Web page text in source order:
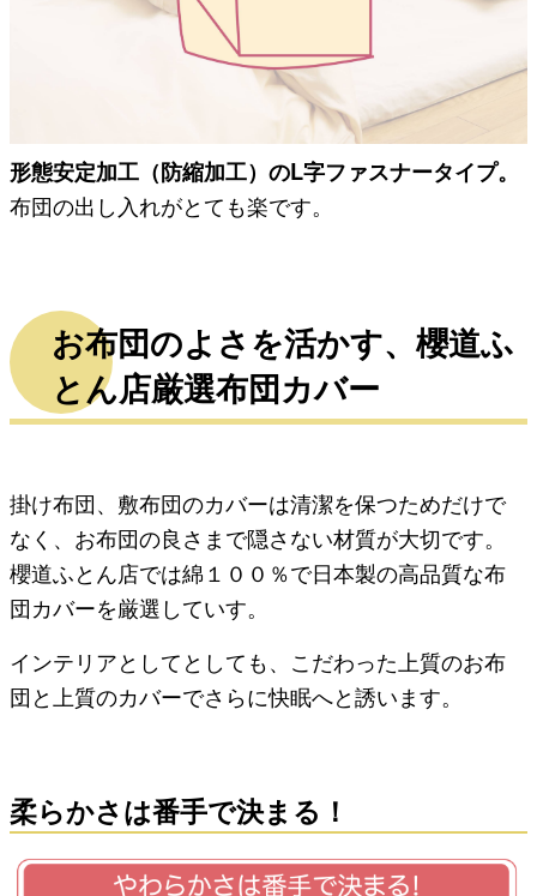
形態安定加工（防縮加工）のL字ファスナータイプ。
布団の出し入れがとても楽です。
お布団のよさを活かす、櫻道ふ
とん店厳選布団カバー
掛け布団、敷布団のカバーは清潔を保つためだけで
なく、お布団の良さまで隠さない材質が大切です。
櫻道ふとん店では綿１００％で日本製の高品質な布
団カバーを厳選していす。
インテリアとしてとしても、こだわった上質のお布
団と上質のカバーでさらに快眠へと誘います。
柔らかさは番手で決まる！